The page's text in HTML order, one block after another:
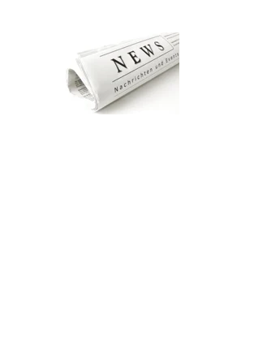
Zum Hauptinhalt springen